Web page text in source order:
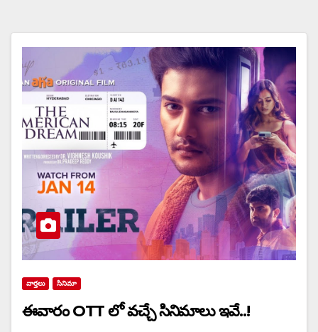
వార్త‌లు సినిమా
ఈవారం OTT లో వచ్చే సినిమాలు ఇవే..!